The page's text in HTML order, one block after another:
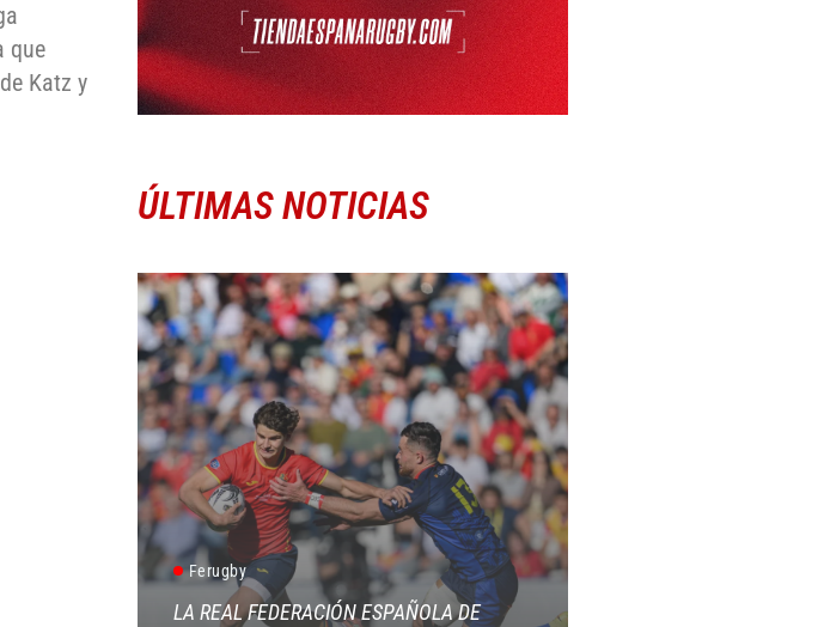
que
Katz y
ÚLTIMAS NOTICIAS
Ferugby
LA REAL FEDERACIÓN ESPAÑOLA DE